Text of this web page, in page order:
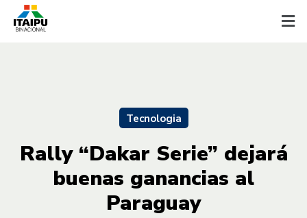
Tecnologia
Rally “Dakar Serie” dejará
buenas ganancias al
Paraguay